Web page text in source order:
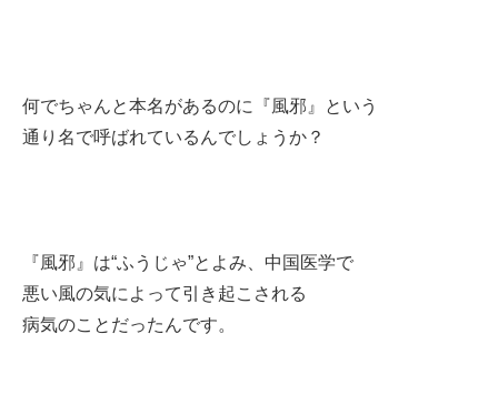
何でちゃんと本名があるのに『風邪』という
通り名で呼ばれているんでしょうか？
『風邪』は“ふうじゃ”とよみ、中国医学で
悪い風の気によって引き起こされる
病気のことだったんです。